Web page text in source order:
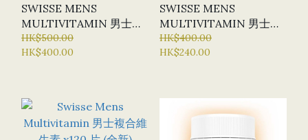
SWISSE MENS
MULTIVITAMIN 男士複
合維生素 50+ X 90 片 (全
新)
HK$500.00
HK$400.00
SWISSE MENS
MULTIVITAMIN 男士複
合維生素 X 60 片 (全新)
HK$400.00
HK$240.00